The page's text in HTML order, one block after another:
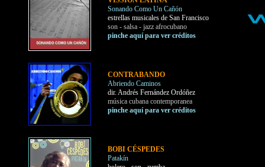
Sonando Como Un Cañón
estrellas musicales de San Francisco
son - salsa - jazz afrocubano
pinche aquí para ver créditos
CONTRABANDO
Abriendo Caminos
dir. Andrés Fernández Ordóñez
música cubana contemporanea
pinche aquí para ver créditos
BOBI CÉSPEDES
Patakín